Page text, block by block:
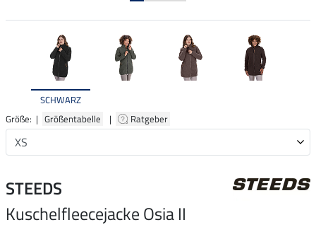
SCHWARZ
Größe: | Größentabelle | Ratgeber
STEEDS
Kuschelfleecejacke Osia II